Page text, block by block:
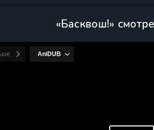
«Басквош!»